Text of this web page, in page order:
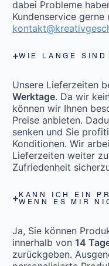
dabei Probleme
Kundenservice gerne
WIE LANGE
Unsere Lieferzeiten
Werktage. Da wir
können wir Ihnen
Preise anbieten.
senken und Sie
Konditionen. Wir
Lieferzeiten weiter
Zufriedenheit
KANN ICH EIN
WENN ES MIR
Ja, Sie können
innerhalb von 14
zurückgeben.